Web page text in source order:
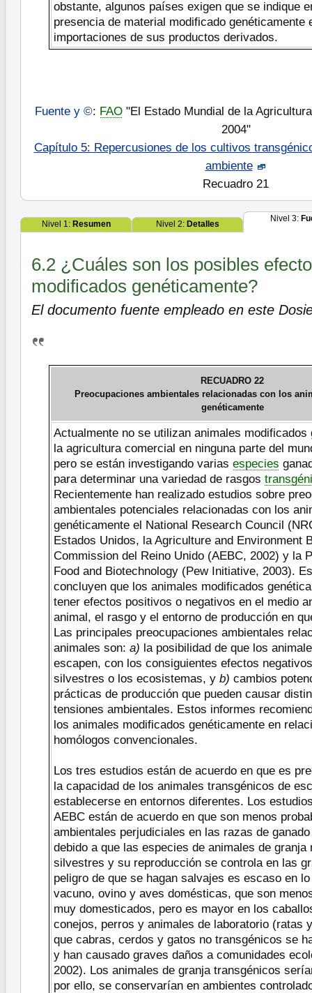
obstante, algunos países exigen que se indique
presencia de material modificado genéticamente
importaciones de sus productos derivados.
Fuente y ©: FAO "El Estado Mundial de la
2004"
Capítulo 5: Repercusiones de los cultivos
ambiente
Recuadro 21
Nivel 1: Resumen Nivel 2: Detalles
Nivel 3:
6.2 ¿Cuáles son los posibles
modificados genéticamente?
El documento fuente empleado en este
RECUADRO 22
Preocupaciones ambientales relacionadas con los
genéticamente
Actualmente no se utilizan animales modificados
la agricultura comercial en ninguna parte del
pero se están investigando varias especies
para determinar una variedad de rasgos
Recientemente han realizado estudios sobre
ambientales potenciales relacionadas con los
genéticamente el National Research Council
Estados Unidos, la Agriculture and Environment
Commission del Reino Unido (AEBC, 2002) y la
Food and Biotechnology (Pew Initiative, 2003).
concluyen que los animales modificados
tener efectos positivos o negativos en el medio
animal, el rasgo y el entorno de producción en
Las principales preocupaciones ambientales
animales son: a) la posibilidad de que los
escapen, con los consiguientes efectos
silvestres o los ecosistemas, y b) cambios
prácticas de producción que pueden causar
tensiones ambientales. Estos informes
los animales modificados genéticamente en
homólogos convencionales.
Los tres estudios están de acuerdo en que es
la capacidad de los animales transgénicos de
establecerse en entornos diferentes. Los
AEBC están de acuerdo en que son menos
ambientales perjudiciales en las razas de
debido a que las especies de animales de granja
silvestres y su reproducción se controla en las
peligro de que se hagan salvajes es escaso en
vacuno, ovino y aves domésticas, que son
muy domesticados, pero es mayor en los
conejos, perros y animales de laboratorio (ratas
que cabras, cerdos y gatos no transgénicos se
y han causado graves daños a comunidades
2002). Los animales de granja transgénicos
por ello, se conservarían en ambientes